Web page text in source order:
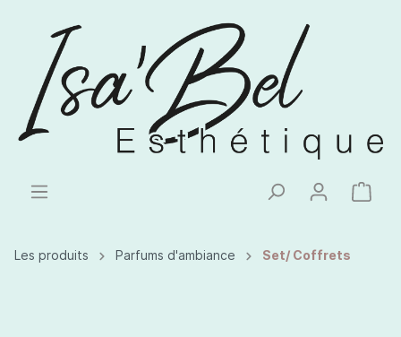
Les produits Parfums d'ambiance Set/ Coffrets